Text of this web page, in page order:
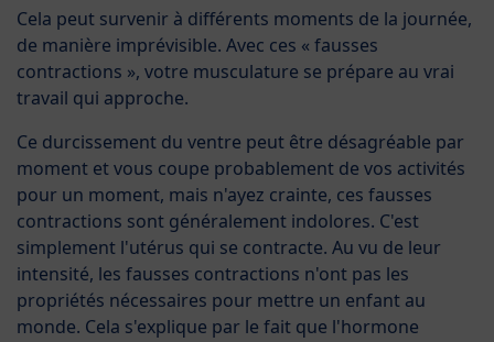
Cela peut survenir à différents moments de la journée,
de manière imprévisible. Avec ces « fausses
contractions », votre musculature se prépare au vrai
travail qui approche.
Ce durcissement du ventre peut être désagréable par
moment et vous coupe probablement de vos activités
pour un moment, mais n'ayez crainte, ces fausses
contractions sont généralement indolores. C'est
simplement l'utérus qui se contracte. Au vu de leur
intensité, les fausses contractions n'ont pas les
propriétés nécessaires pour mettre un enfant au
monde. Cela s'explique par le fait que l'hormone